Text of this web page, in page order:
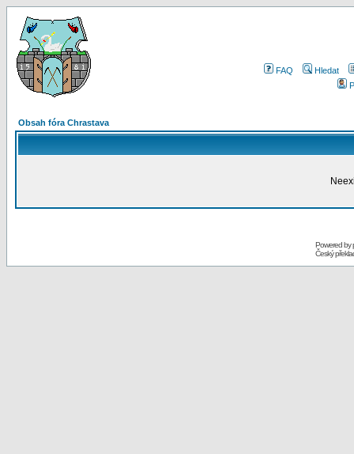
FAQ
Hledat
Obsah fóra Chrastava
Powered by
Český